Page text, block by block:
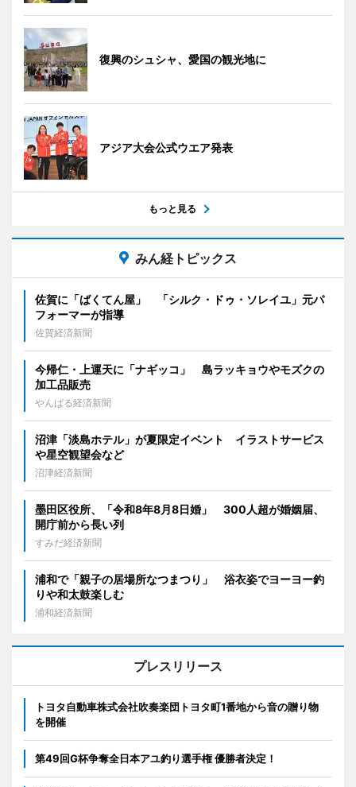
復興のシュシャ、愛国の観光地に
アジア大会公式ウエア発表
もっと見る
みん経トピックス
佐賀に「ばくてん屋」 「シルク・ドゥ・ソレイユ」元パ
フォーマーが指導
佐賀経済新聞
今帰仁・上運天に「ナギッコ」 島ラッキョウやモズクの
加工品販売
やんばる経済新聞
沼津「淡島ホテル」が夏限定イベント イラストサービス
や星空観望会など
沼津経済新聞
墨田区役所、「令和8年8月8日婚」 300人超が婚姻届、
開庁前から長い列
すみだ経済新聞
浦和で「親子の居場所なつまつり」 浴衣姿でヨーヨー釣
りや和太鼓楽しむ
浦和経済新聞
プレスリリース
トヨタ自動車株式会社吹奏楽団トヨタ町1番地から音の贈り物
を開催
第49回G杯争奪全日本アユ釣り選手権 優勝者決定！